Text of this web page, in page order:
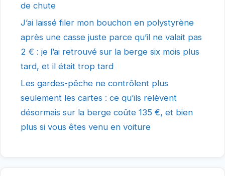
de chute
J’ai laissé filer mon bouchon en polystyrène
après une casse juste parce qu’il ne valait pas
2 € : je l’ai retrouvé sur la berge six mois plus
tard, et il était trop tard
Les gardes-pêche ne contrôlent plus
seulement les cartes : ce qu’ils relèvent
désormais sur la berge coûte 135 €, et bien
plus si vous êtes venu en voiture